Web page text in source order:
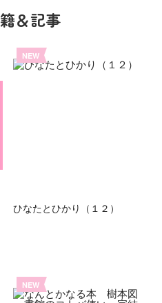
＆記事
NEW
ひなたとひかり（１２）
NEW